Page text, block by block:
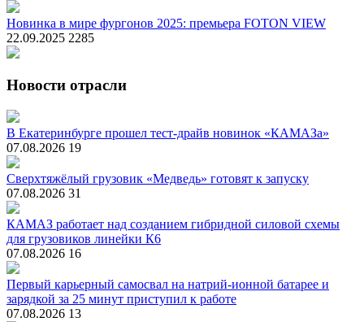
Новинка в мире фургонов 2025: премьера FOTON VIEW
22.09.2025 2285
Новости отрасли
В Екатеринбурге прошел тест-драйв новинок «КАМАЗа»
07.08.2026 19
Сверхтяжёлый грузовик «Медведь» готовят к запуску
07.08.2026 31
КАМАЗ работает над созданием гибридной силовой схемы
для грузовиков линейки К6
07.08.2026 16
Первый карьерный самосвал на натрий-ионной батарее и
зарядкой за 25 минут приступил к работе
07.08.2026 13